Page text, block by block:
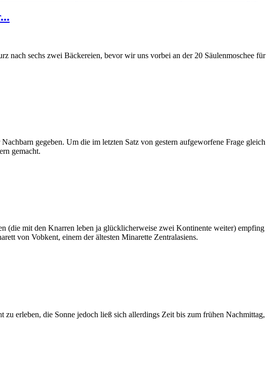
nach sechs zwei Bäckereien, bevor wir uns vorbei an der 20 Säulenmoschee für
gegeben. Um die im letzten Satz von gestern aufgeworfene Frage gleich
gemacht.
(die mit den Knarren leben ja glücklicherweise zwei Kontinente weiter) empfing
von Vobkent, einem der ältesten Minarette Zentralasiens.
erleben, die Sonne jedoch ließ sich allerdings Zeit bis zum frühen Nachmittag,